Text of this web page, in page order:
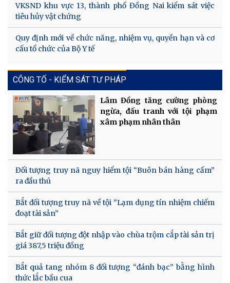
VKSND khu vực 13, thành phố Đồng Nai kiểm sát việc
tiêu hủy vật chứng
Quy định mới về chức năng, nhiệm vụ, quyền hạn và cơ
cấu tổ chức của Bộ Y tế
CÔNG TỐ - KIỂM SÁT TƯ PHÁP
Lâm Đồng tăng cường phòng
ngừa, đấu tranh với tội phạm
xâm phạm nhân thân
Đối tượng truy nã nguy hiểm tội “Buôn bán hàng cấm”
ra đầu thú
Bắt đối tượng truy nã về tội “Lạm dụng tín nhiệm chiếm
đoạt tài sản”
Bắt giữ đối tượng đột nhập vào chùa trộm cắp tài sản trị
giá 387,5 triệu đồng
Bắt quả tang nhóm 8 đối tượng “đánh bạc” bằng hình
thức lắc bầu cua